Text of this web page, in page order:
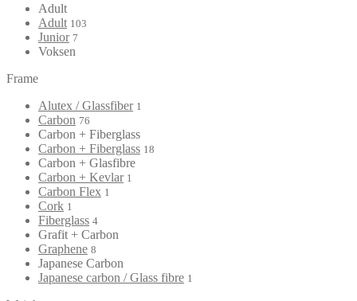
Adult
Adult 103
Junior 7
Voksen
Frame
Alutex / Glassfiber 1
Carbon 76
Carbon + Fiberglass
Carbon + Fiberglass 18
Carbon + Glasfibre
Carbon + Kevlar 1
Carbon Flex 1
Cork 1
Fiberglass 4
Grafit + Carbon
Graphene 8
Japanese Carbon
Japanese carbon / Glass fibre 1